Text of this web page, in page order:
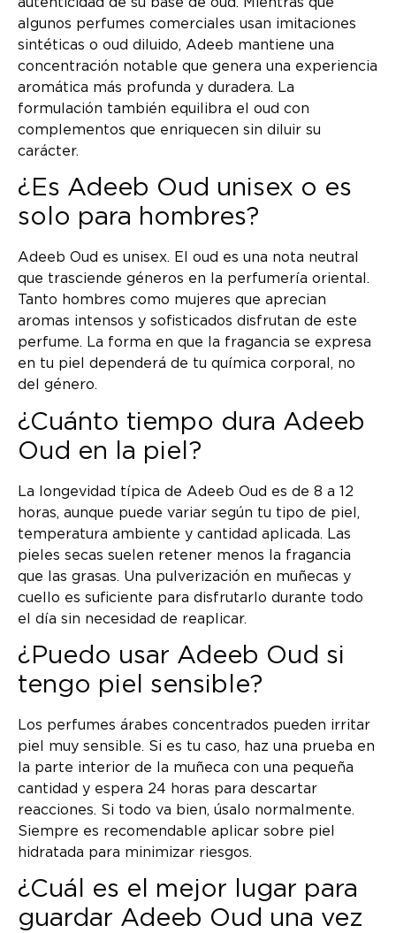
algunos perfumes comerciales usan imitaciones
sintéticas o oud diluido, Adeeb mantiene una
concentración notable que genera una experiencia
aromática más profunda y duradera. La
formulación también equilibra el oud con
complementos que enriquecen sin diluir su
carácter.
¿Es Adeeb Oud unisex o es
solo para hombres?
Adeeb Oud es unisex. El oud es una nota neutral
que trasciende géneros en la perfumería oriental.
Tanto hombres como mujeres que aprecian
aromas intensos y sofisticados disfrutan de este
perfume. La forma en que la fragancia se expresa
en tu piel dependerá de tu química corporal, no
del género.
¿Cuánto tiempo dura Adeeb
Oud en la piel?
La longevidad típica de Adeeb Oud es de 8 a 12
horas, aunque puede variar según tu tipo de piel,
temperatura ambiente y cantidad aplicada. Las
pieles secas suelen retener menos la fragancia
que las grasas. Una pulverización en muñecas y
cuello es suficiente para disfrutarlo durante todo
el día sin necesidad de reaplicar.
¿Puedo usar Adeeb Oud si
tengo piel sensible?
Los perfumes árabes concentrados pueden irritar
piel muy sensible. Si es tu caso, haz una prueba en
la parte interior de la muñeca con una pequeña
cantidad y espera 24 horas para descartar
reacciones. Si todo va bien, úsalo normalmente.
Siempre es recomendable aplicar sobre piel
hidratada para minimizar riesgos.
¿Cuál es el mejor lugar para
guardar Adeeb Oud una vez